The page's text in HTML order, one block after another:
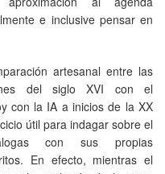
e inclusive pensar en
artesanal entre las
del siglo XVI con el
con la IA a inicios de la XX
útil para indagar sobre el
con sus propias
En efecto, mientras el